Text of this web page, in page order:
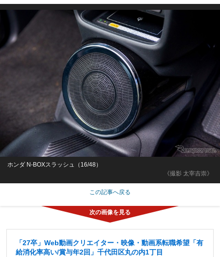
《撮影 太宰吉崇》
ホンダ N-BOXスラッシュ（16/48）
この記事へ戻る
「27卒」Web動画クリエイター・映像・動画系転職希望「有
給消化率高い/賞与年2回」千代田区丸の内1丁目